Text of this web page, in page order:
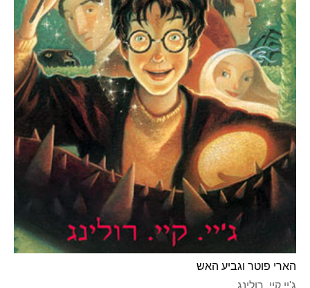
הארי פוטר וגביע האש
ג'יי.קיי. רולינג